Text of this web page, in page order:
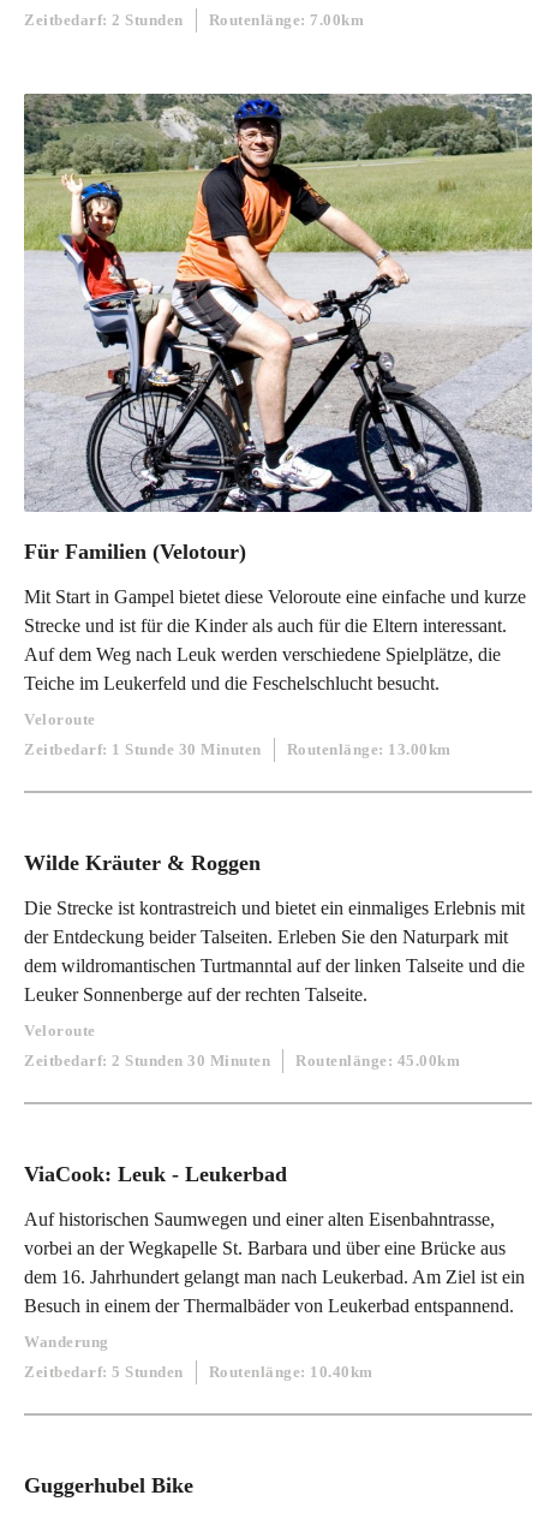
Zeitbedarf: 2 Stunden
Routenlänge: 7.00km
Für Familien (Velotour)
Mit Start in Gampel bietet diese Veloroute eine einfache und kurze
Strecke und ist für die Kinder als auch für die Eltern interessant.
Auf dem Weg nach Leuk werden verschiedene Spielplätze, die
Teiche im Leukerfeld und die Feschelschlucht besucht.
Veloroute
Zeitbedarf: 1 Stunde 30 Minuten
Routenlänge: 13.00km
Wilde Kräuter & Roggen
Die Strecke ist kontrastreich und bietet ein einmaliges Erlebnis mit
der Entdeckung beider Talseiten. Erleben Sie den Naturpark mit
dem wildromantischen Turtmanntal auf der linken Talseite und die
Leuker Sonnenberge auf der rechten Talseite.
Veloroute
Zeitbedarf: 2 Stunden 30 Minuten
Routenlänge: 45.00km
ViaCook: Leuk - Leukerbad
Auf historischen Saumwegen und einer alten Eisenbahntrasse,
vorbei an der Wegkapelle St. Barbara und über eine Brücke aus
dem 16. Jahrhundert gelangt man nach Leukerbad. Am Ziel ist ein
Besuch in einem der Thermalbäder von Leukerbad entspannend.
Wanderung
Zeitbedarf: 5 Stunden
Routenlänge: 10.40km
Guggerhubel Bike